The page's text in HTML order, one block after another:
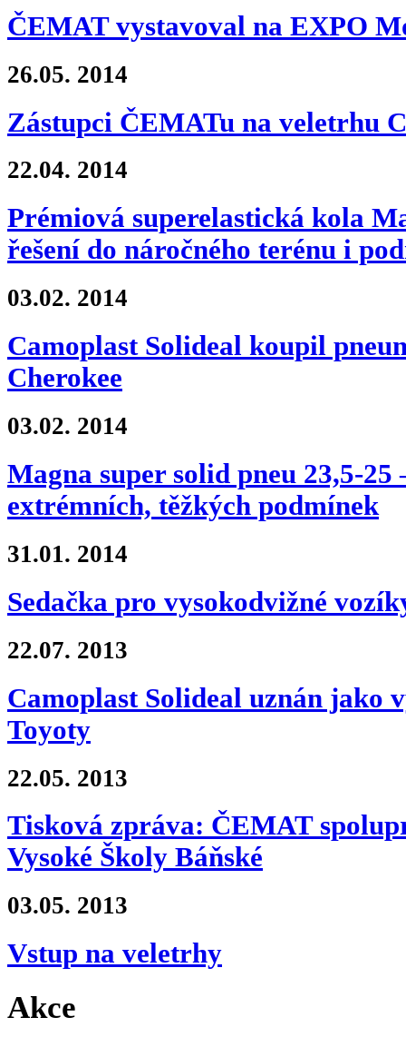
ČEMAT vystavoval na EXPO
26.05. 2014
Zástupci ČEMATu na veletrhu
22.04. 2014
Prémiová superelastická kola
řešení do náročného terénu i
03.02. 2014
Camoplast Solideal koupil
Cherokee
03.02. 2014
Magna super solid pneu 23,5-25
extrémních, těžkých podmínek
31.01. 2014
Sedačka pro vysokodvižné
22.07. 2013
Camoplast Solideal uznán jako
Toyoty
22.05. 2013
Tisková zpráva: ČEMAT
Vysoké Školy Báňské
03.05. 2013
Vstup na veletrhy
Akce